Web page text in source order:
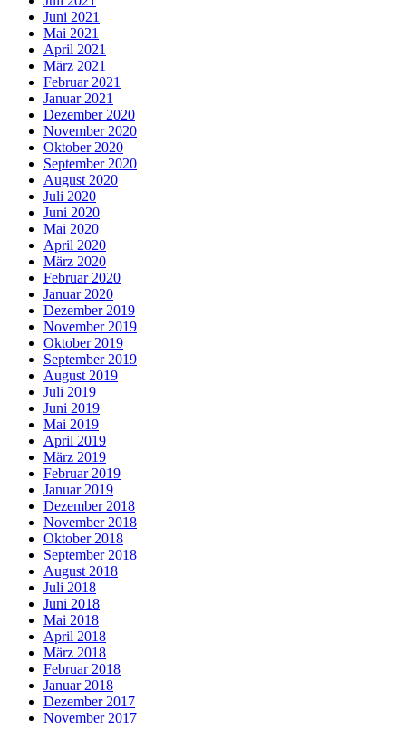
Juni 2021
Mai 2021
April 2021
März 2021
Februar 2021
Januar 2021
Dezember 2020
November 2020
Oktober 2020
September 2020
August 2020
Juli 2020
Juni 2020
Mai 2020
April 2020
März 2020
Februar 2020
Januar 2020
Dezember 2019
November 2019
Oktober 2019
September 2019
August 2019
Juli 2019
Juni 2019
Mai 2019
April 2019
März 2019
Februar 2019
Januar 2019
Dezember 2018
November 2018
Oktober 2018
September 2018
August 2018
Juli 2018
Juni 2018
Mai 2018
April 2018
März 2018
Februar 2018
Januar 2018
Dezember 2017
November 2017